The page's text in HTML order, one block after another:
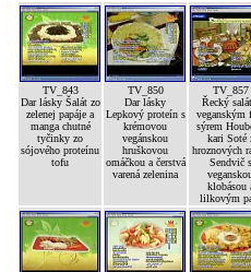
TV_843
Dar lásky Šalát zo
zelenej papáje a
manga chutné
tyčinky zo
sójového proteínu
tofu
TV_850
Dar lásky
Lepkový proteín s
krémovou
vegánskou
hruškovou
omáčkou a čerstvá
varená zelenina
TV_857
Řecký
veganským
sýrem
kari Soté
hroznových
Sendvič s
klobásou
lilkovým